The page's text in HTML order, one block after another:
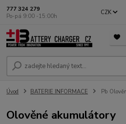
CZK
777 324 279
Po-pá 9:00 -15:00h
Úvod BATERIE INFORMACE Pb
Olověné akumulátory